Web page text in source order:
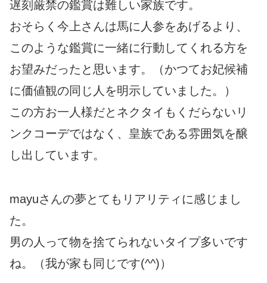
遅刻厳禁の鑑賞は難しい家族です。
おそらく今上さんは馬に人参をあげるより、
このような鑑賞に一緒に行動してくれる方を
お望みだったと思います。（かつてお妃候補
に価値観の同じ人を明示していました。）
この方お一人様だとネクタイもくだらないリ
ンクコーデではなく、皇族である雰囲気を醸
し出しています。
mayuさんの夢とてもリアリティに感じまし
た。
男の人って物を捨てられないタイプ多いです
ね。（我が家も同じです(^^)）